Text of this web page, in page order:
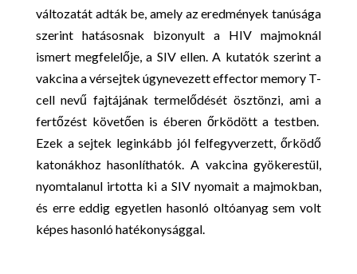
változatát adták be, amely az eredmények tanúsága
szerint hatásosnak bizonyult a HIV majmoknál
ismert megfelelője, a SIV ellen. A kutatók szerint a
vakcina a vérsejtek úgynevezett effector memory T-
cell nevű fajtájának termelődését ösztönzi, ami a
fertőzést követően is éberen őrködött a testben.
Ezek a sejtek leginkább jól felfegyverzett, őrködő
katonákhoz hasonlíthatók. A vakcina gyökerestül,
nyomtalanul irtotta ki a SIV nyomait a majmokban,
és erre eddig egyetlen hasonló oltóanyag sem volt
képes hasonló hatékonysággal.